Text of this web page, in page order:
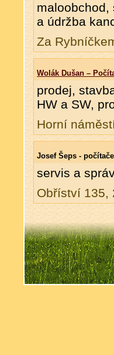
a údržba
Za
Wolák Dušan –
prodej,
HW a SW,
Horní
Josef Šeps - počítače
servis a
Obříství 135,